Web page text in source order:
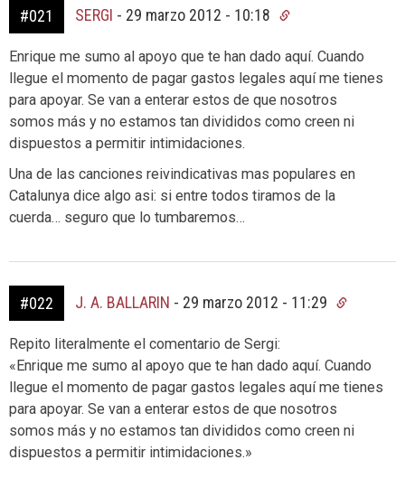
#021 SERGI - 29 marzo 2012 - 10:18
Enrique me sumo al apoyo que te han dado aquí. Cuando
llegue el momento de pagar gastos legales aquí me tienes
para apoyar. Se van a enterar estos de que nosotros
somos más y no estamos tan divididos como creen ni
dispuestos a permitir intimidaciones.
Una de las canciones reivindicativas mas populares en
Catalunya dice algo asi: si entre todos tiramos de la
cuerda… seguro que lo tumbaremos…
#022 J. A. BALLARIN - 29 marzo 2012 - 11:29
Repito literalmente el comentario de Sergi:
«Enrique me sumo al apoyo que te han dado aquí. Cuando
llegue el momento de pagar gastos legales aquí me tienes
para apoyar. Se van a enterar estos de que nosotros
somos más y no estamos tan divididos como creen ni
dispuestos a permitir intimidaciones.»